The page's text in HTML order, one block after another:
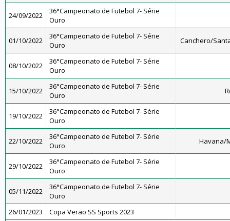
24/09/2022
36°Campeonato de Futebol 7- Série
Ouro
01/10/2022
36°Campeonato de Futebol 7- Série
Ouro
Canchero/
08/10/2022
36°Campeonato de Futebol 7- Série
Ouro
15/10/2022
36°Campeonato de Futebol 7- Série
Ouro
19/10/2022
36°Campeonato de Futebol 7- Série
Ouro
22/10/2022
36°Campeonato de Futebol 7- Série
Ouro
Havana/
29/10/2022
36°Campeonato de Futebol 7- Série
Ouro
05/11/2022
36°Campeonato de Futebol 7- Série
Ouro
26/01/2023
Copa Verão SS Sports 2023